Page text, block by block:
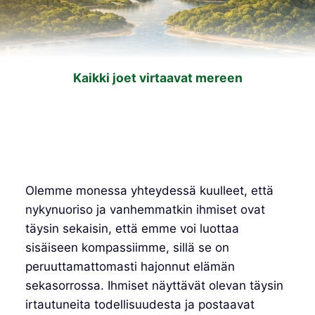
Kaikki joet virtaavat mereen
Olemme monessa yhteydessä kuulleet, että
nykynuoriso ja vanhemmatkin ihmiset ovat
täysin sekaisin, että emme voi luottaa
sisäiseen kompassiimme, sillä se on
peruuttamattomasti hajonnut elämän
sekasorrossa. Ihmiset näyttävät olevan täysin
irtautuneita todellisuudesta ja postaavat